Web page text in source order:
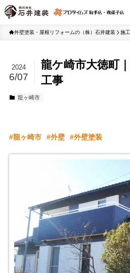
外壁塗装・屋根リフォームの（株）石井建装 施
龍ケ崎市大徳町
工事
2024
6/07
龍ヶ崎市
龍ヶ崎市 外壁 外壁塗装